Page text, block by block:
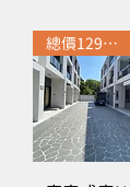
總價1298萬